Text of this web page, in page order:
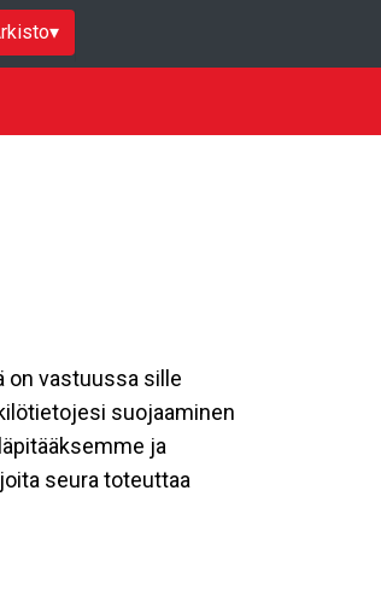
▾
on vastuussa sille
suojaaminen
ja
seura toteuttaa